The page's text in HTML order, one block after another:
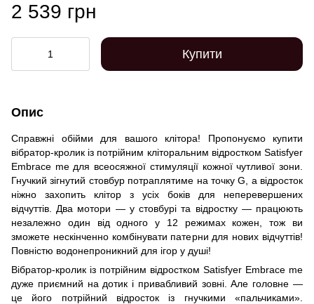
2 539 грн
Купити
Опис
Справжні обійми для вашого клітора! Пропонуємо купити
вібратор-кролик із потрійним кліторальним відростком Satisfyer
Embrace me для всеосяжної стимуляції кожної чутливої ​​зони.
Гнучкий зігнутий стовбур потраплятиме на точку G, а відросток
ніжно захопить клітор з усіх боків для неперевершених
відчуттів. Два мотори — у стовбурі та відростку — працюють
незалежно один від одного у 12 режимах кожен, тож ви
зможете нескінченно комбінувати патерни для нових відчуттів!
Повністю водонепроникний для ігор у душі!
Вібратор-кролик із потрійним відростком Satisfyer Embrace me
дуже приємний на дотик і привабливий зовні. Але головне —
це його потрійний відросток із гнучкими «пальчиками».